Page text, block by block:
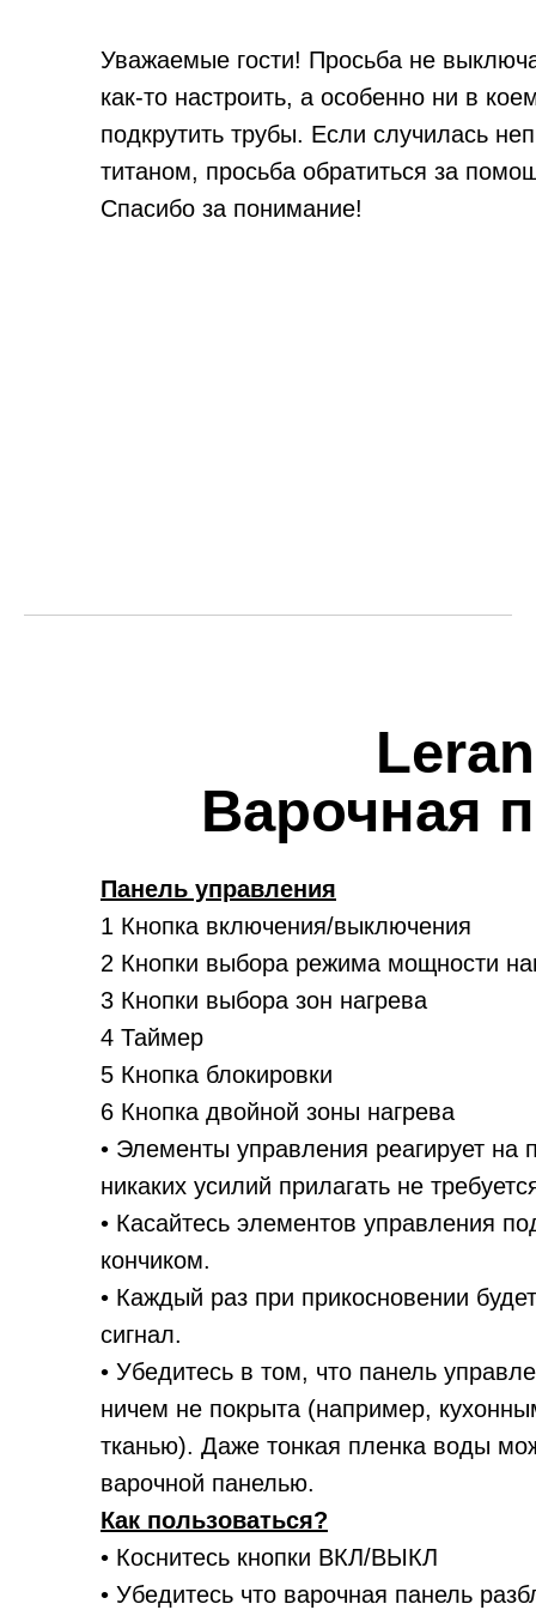
Уважаемые гости! Просьба не
как-то настроить, а особенно ни в
подкрутить трубы. Если случилась
титаном, просьба обратиться за
Спасибо за понимание!
Leran
Варочная
Панель управления
1 Кнопка включения/выключения
2 Кнопки выбора режима мощности
3 Кнопки выбора зон нагрева
4 Таймер
5 Кнопка блокировки
6 Кнопка двойной зоны нагрева
• Элементы управления реагирует на
никаких усилий прилагать не
• Касайтесь элементов управления
кончиком.
• Каждый раз при прикосновении
сигнал.
• Убедитесь в том, что панель
ничем не покрыта (например,
тканью). Даже тонкая пленка воды
варочной панелью.
Как пользоваться?
• Коснитесь кнопки ВКЛ/ВЫКЛ
• Убедитесь что варочная панель